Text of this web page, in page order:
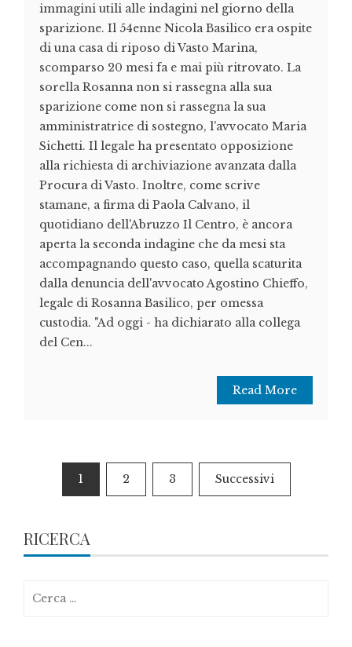
immagini utili alle indagini nel giorno della
sparizione. Il 54enne Nicola Basilico era ospite
di una casa di riposo di Vasto Marina,
scomparso 20 mesi fa e mai più ritrovato. La
sorella Rosanna non si rassegna alla sua
sparizione come non si rassegna la sua
amministratrice di sostegno, l'avvocato Maria
Sichetti. Il legale ha presentato opposizione
alla richiesta di archiviazione avanzata dalla
Procura di Vasto. Inoltre, come scrive
stamane, a firma di Paola Calvano, il
quotidiano dell'Abruzzo Il Centro, è ancora
aperta la seconda indagine che da mesi sta
accompagnando questo caso, quella scaturita
dalla denuncia dell'avvocato Agostino Chieffo,
legale di Rosanna Basilico, per omessa
custodia. "Ad oggi - ha dichiarato alla collega
del Cen...
Read More
Paginazione
degli
articoli
1 2 3 Successivi
RICERCA